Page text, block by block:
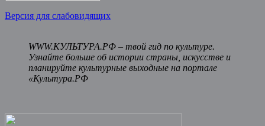
Версия для слабовидящих
WWW.КУЛЬТУРА.РФ – твой гид по культуре.
Узнайте больше об истории страны, искусстве и
планируйте культурные выходные на портале
«Культура.РФ